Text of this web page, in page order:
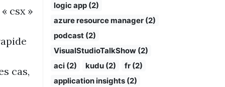
csx »
cas,
logic app (2)
azure resource manager (2)
podcast (2)
VisualStudioTalkShow (2)
aci (2)
kudu (2)
fr (2)
application insights (2)